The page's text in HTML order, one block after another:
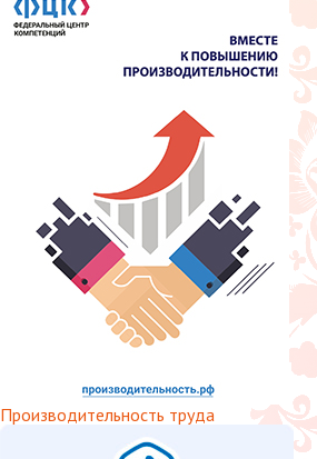
Производительность труда